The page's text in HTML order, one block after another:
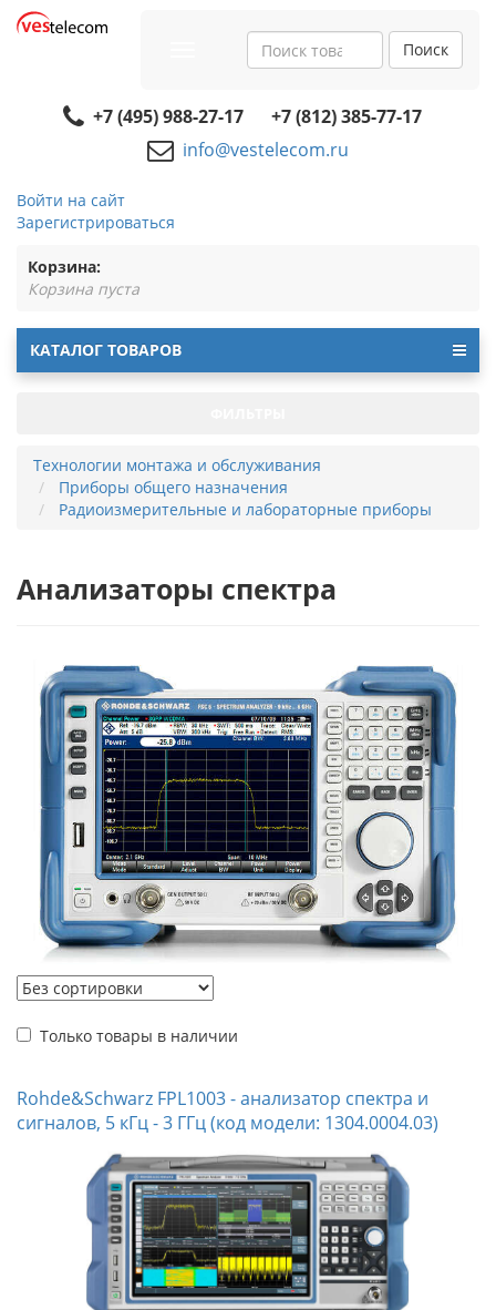
navigation
Поиск
+7 (495) 988-27-17
+7 (812) 385-77-17
info@vestelecom.ru
Войти на сайт
Зарегистрироваться
Корзина:
Корзина пуста
КАТАЛОГ ТОВАРОВ
Технологии монтажа и обслуживания
Приборы общего назначения
Радиоизмерительные и лабораторные приборы
Анализаторы спектра
Только товары в наличии
Rohde&Schwarz FPL1003 - анализатор спектра и
сигналов, 5 кГц - 3 ГГц (код модели: 1304.0004.03)